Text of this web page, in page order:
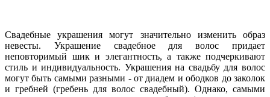
Свадебные украшения могут значительно изменить образ
невесты. Украшение свадебное для волос придает
неповторимый шик и элегантность, а также подчеркивают
стиль и индивидуальность. Украшения на свадьбу для волос
могут быть самыми разными - от диадем и ободков до заколок
и гребней (гребень для волос свадебный). Однако, самыми